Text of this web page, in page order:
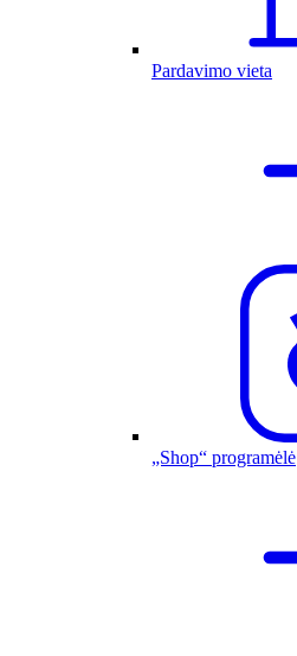
Pardavimo vieta
„Shop“ programėlė